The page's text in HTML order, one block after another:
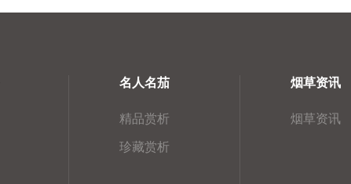
名人名茄
精品赏析
珍藏赏析
烟草资讯
烟草资讯